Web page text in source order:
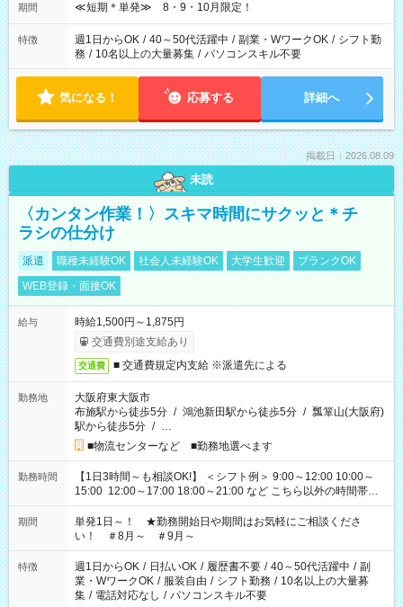
期間 ≪短期＊単発≫ 8・9・10月限定！
特徴 週1日からOK / 40～50代活躍中 / 副業・WワークOK / シフト勤
務 / 10名以上の大量募集 / パソコンスキル不要
気になる！ 応募する 詳細へ
掲載日：2026.08.09
未読
〈カンタン作業！〉スキマ時間にサクッと＊チ
ラシの仕分け
派遣 職種未経験OK 社会人未経験OK 大学生歓迎
ブランクOK
WEB登録・面接OK
給与
時給1,500円～1,875円
交通費別途支給あり
交通費 ■ 交通費規定内支給 ※派遣先による
勤務地
大阪府東大阪市
布施駅から徒歩5分 / 鴻池新田駅から徒歩5分 / 瓢箪山(大阪府)
駅から徒歩5分 / …
■物流センターなど ■勤務地選べます
勤務時間
【1日3時間～も相談OK!】 ＜シフト例＞ 9:00～12:00 10:00～
15:00 12:00～17:00 18:00～21:00 など こちら以外の時間帯も
お気軽にご相談ください！
期間
単発1日～！ ★勤務開始日や期間はお気軽にご相談くださ
い！ ＃8月～ ＃9月～
特徴 週1日からOK / 日払いOK / 履歴書不要 / 40～50代活躍中 / 副
業・WワークOK / 服装自由 / シフト勤務 / 10名以上の大量募
集 / 電話対応なし / パソコンスキル不要